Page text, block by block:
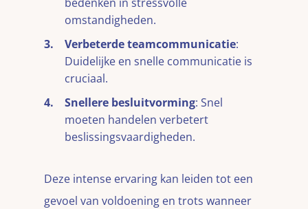
omstandigheden.
Verbeterde teamcommunicatie:
Duidelijke en snelle communicatie is
cruciaal.
Snellere besluitvorming: Snel
moeten handelen verbetert
beslissingsvaardigheden.
Deze intense ervaring kan leiden tot een
gevoel van voldoening en trots wanneer